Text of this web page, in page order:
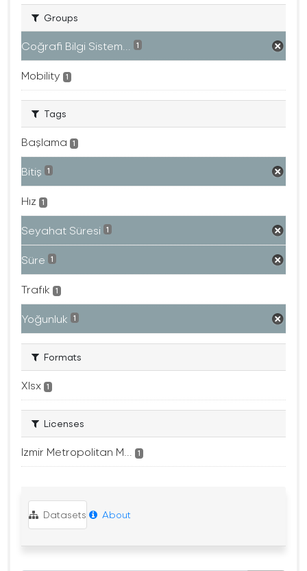
Groups
Coğrafi Bilgi Sistem... 1
Mobility 1
Tags
Başlama 1
Bitiş 1
Hız 1
Seyahat Süresi 1
Süre 1
Trafık 1
Yoğunluk 1
Formats
Xlsx 1
Licenses
Izmir Metropolitan M... 1
Datasets About